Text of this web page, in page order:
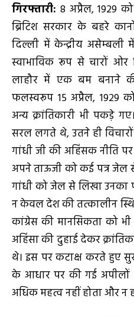
गिरफ्तारी: 8 अप्रैल, 1929
ब्रिटिश सरकार के बहरे
दिल्ली में केन्द्रीय
स्वाभाविक रूप से चारों ओर
लाहौर में एक बम बनाने
फलस्वरूप 15 अप्रैल, 1929
अन्य क्रांतिकारी भी पकड़े
सरल लगते थे, उतने ही
गांधी जी की अहिंसक नीति पर
अपने ताऊजी को कई पत्र जेल
गांधी को जेल से लिखा उनका
न केवल देश की तत्कालीन
कांग्रेस की मानसिकता को
अहिंसा की दुहाई देकर
थे। इस पर कटाक्ष करते हुए
के आधार पर की गई अपीलों
अधिक महत्व नहीं होता और न